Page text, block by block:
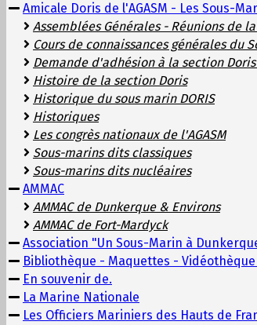
Amicale Doris de l'AGASM - Les Sous-
Assemblées Générales - Réunions de
Cours de connaissances générales du
Demande d'adhésion à la section
Histoire de la section Doris
Historique du sous marin DORIS
Historiques
Les congrès nationaux de l'AGASM
Sous-marins dits classiques
Sous-marins dits nucléaires
AMMAC
AMMAC de Dunkerque & Environs
AMMAC de Fort-Mardyck
Association "Un Sous-Marin à
Bibliothèque - Maquettes -
En souvenir de.
La Marine Nationale
Les Officiers Mariniers des Hauts de